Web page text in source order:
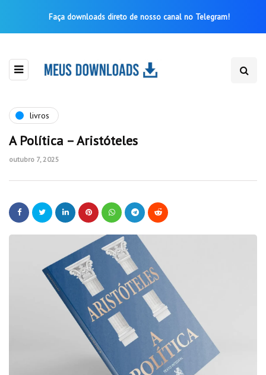
Faça downloads direto de nosso canal no Telegram!
livros
A Política – Aristóteles
outubro 7, 2025